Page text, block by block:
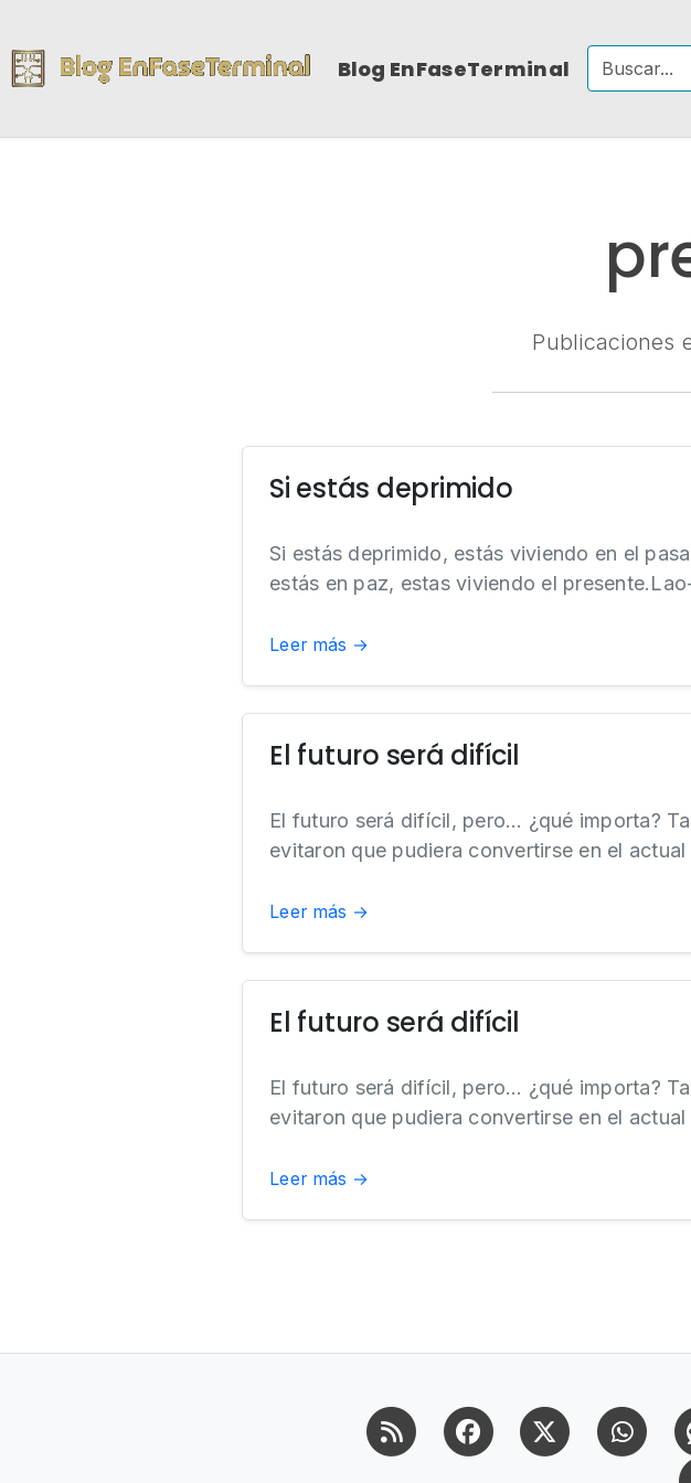
Blog EnFaseTerminal
Publicaciones
Si estás deprimido
Si estás deprimido, estás viviendo en el
estás en paz, estas viviendo el
Leer más →
El futuro será difícil
El futuro será difícil, pero… ¿qué importa?
evitaron que pudiera convertirse en el
Leer más →
El futuro será difícil
El futuro será difícil, pero… ¿qué importa?
evitaron que pudiera convertirse en el
Leer más →
RSS FacebookX (Twitter)